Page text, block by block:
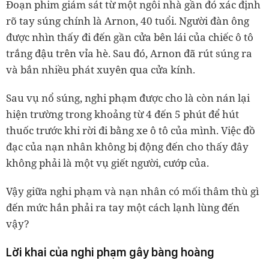
Đoạn phim giám sát từ một ngôi nhà gần đó xác định
rõ tay súng chính là Arnon, 40 tuổi. Người đàn ông
được nhìn thấy đi đến gần cửa bên lái của chiếc ô tô
trắng đậu trên vỉa hè. Sau đó, Arnon đã rút súng ra
và bắn nhiều phát xuyên qua cửa kính.
Sau vụ nổ súng, nghi phạm được cho là còn nán lại
hiện trường trong khoảng từ 4 đến 5 phút để hút
thuốc trước khi rời đi bằng xe ô tô của mình. Việc đồ
đạc của nạn nhân không bị động đến cho thấy đây
không phải là một vụ giết người, cướp của.
Vậy giữa nghi phạm và nạn nhân có mối thâm thù gì
đến mức hắn phải ra tay một cách lạnh lùng đến
vậy?
Lời khai của nghi phạm gây bàng hoàng